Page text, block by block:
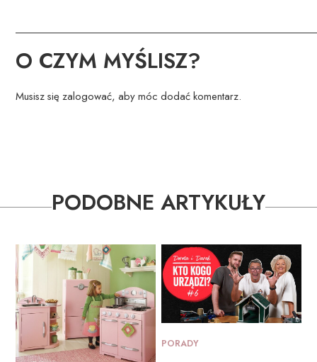
O CZYM MYŚLISZ?
Musisz sięzalogować, aby móc dodać komentarz.
PODOBNE ARTYKUŁY
PORADY